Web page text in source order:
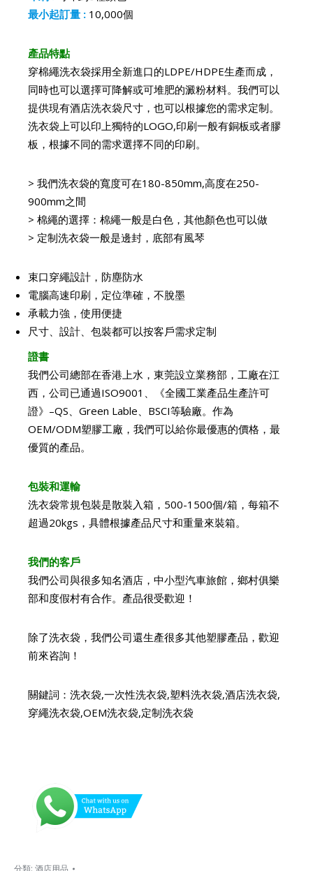
最小起訂量 : 10,000個
產品特點
穿棉繩洗衣袋採用全新進口的LDPE/HDPE生產而成，
同時也可以選擇可降解或可堆肥的澱粉材料。我們可以
提供現有酒店洗衣袋尺寸，也可以根據您的需求定制。
洗衣袋上可以印上獨特的LOGO,印刷一般有銅板或者膠
板，根據不同的需求選擇不同的印刷。
> 我們洗衣袋的寬度可在180-850mm,高度在250-
900mm之間
> 棉繩的選擇：棉繩一般是白色，其他顏色也可以做
> 定制洗衣袋一般是邊封，底部有風琴
束口穿繩設計，防塵防水
電腦高速印刷，定位準確，不脫墨
承載力強，使用便捷
尺寸、設計、包裝都可以按客戶需求定制
證書
我們公司總部在香港上水，東莞設立業務部，工廠在江
西，公司已通過ISO9001、《全國工業產品生產許可
證》–QS、Green Lable、BSCI等驗廠。作為
OEM/ODM塑膠工廠，我們可以給你最優惠的價格，最
優質的產品。
包裝和運輸
洗衣袋常規包裝是散裝入箱，500-1500個/箱，每箱不
超過20kgs，具體根據產品尺寸和重量來裝箱。
我們的客戶
我們公司與很多知名酒店，中小型汽車旅館，鄉村俱樂
部和度假村有合作。產品很受歡迎！
除了洗衣袋，我們公司還生產很多其他塑膠產品，歡迎
前來咨詢！
關鍵詞：洗衣袋,一次性洗衣袋,塑料洗衣袋,酒店洗衣袋,
穿繩洗衣袋,OEM洗衣袋,定制洗衣袋
分類: 酒店用品